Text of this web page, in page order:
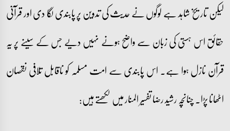
لیکن تاریخ شاہد ہے لوگوں نے حدیث کی تدوین پر پابندی لگا دی اور قرآنی
حقائق اس ہستی کی زبان سے واضح ہونے نہیں دیے جس کے سینے پر یہ
قرآن نازل ہوا ہے۔ اس پابندی سے امت مسلمہ کو ناقابل تلافی نقصان
اٹھانا پڑا۔ چنانچہ رشید رضا تفسیر المنار میں لکھتے ہیں: